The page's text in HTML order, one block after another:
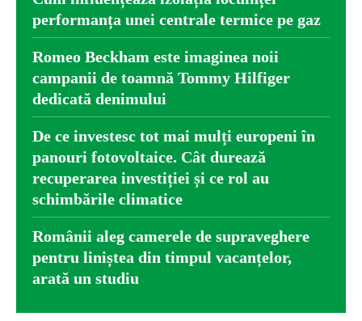
performanța unei centrale termice pe gaz
Romeo Beckham este imaginea noii
campanii de toamnă Tommy Hilfiger
dedicată denimului
De ce investesc tot mai mulți europeni în
panouri fotovoltaice. Cât durează
recuperarea investiției și ce rol au
schimbările climatice
Românii aleg camerele de supraveghere
pentru liniștea din timpul vacanțelor,
arată un studiu